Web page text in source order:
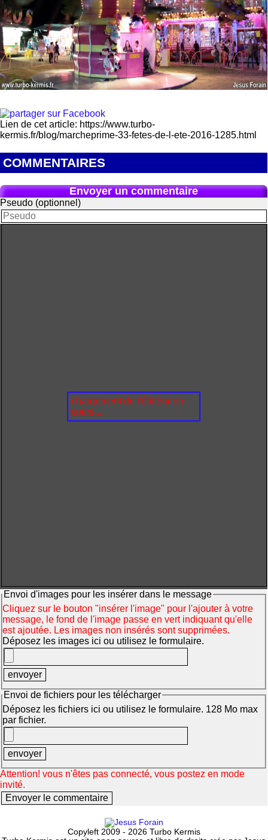
Lien de cet article: https://www.turbo-
kermis.fr/blog/marcheprime-33-fetes-de-l-ete-2016-1285.html
COMMENTAIRES
Envoyer un commentaire
Pseudo (optionnel)
chargement de l'éditeur en
cours...
Envoi d'images pour les insérer dans le message
Cliquez sur le bouton "insérer l'image" pour l'ajouter à votre
message, le fond de l'image passe en vert indiquant qu'elle
est ajoutée. Les images non insérés sont supprimées.
Déposez les images ici ou utilisez le formulaire.
Envoi de fichiers pour les télécharger
Déposez les fichiers ici ou utilisez le formulaire. 128 Mo max
par fichier.
Attention! vous n'êtes pas connecté, vous postez en mode
invité.
Copyleft 2009 - 2026 Turbo Kermis